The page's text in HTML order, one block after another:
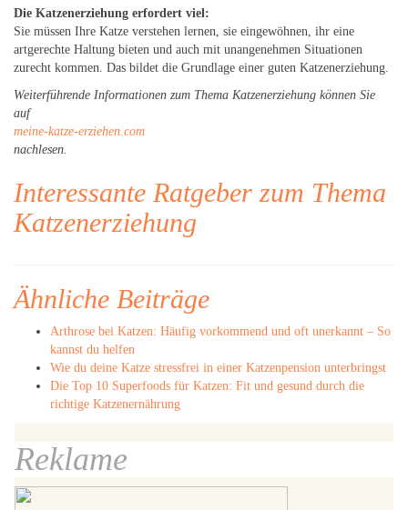
Die Katzenerziehung erfordert viel:
Sie müssen Ihre Katze verstehen lernen, sie eingewöhnen, ihr eine
artgerechte Haltung bieten und auch mit unangenehmen Situationen
zurecht kommen. Das bildet die Grundlage einer guten Katzenerziehung.
Weiterführende Informationen zum Thema Katzenerziehung können Sie
auf
meine-katze-erziehen.com
nachlesen.
Interessante Ratgeber zum Thema
Katzenerziehung
Ähnliche Beiträge
Arthrose bei Katzen: Häufig vorkommend und oft unerkannt – So
kannst du helfen
Wie du deine Katze stressfrei in einer Katzenpension unterbringst
Die Top 10 Superfoods für Katzen: Fit und gesund durch die
richtige Katzenernährung
Reklame